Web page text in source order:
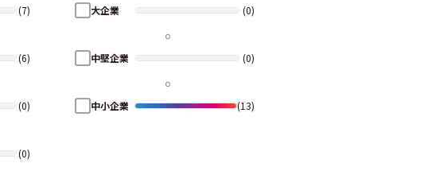
(7)
(6)
(0)
(0)
大企業 (0)
中堅企業 (0)
中小企業 (13)